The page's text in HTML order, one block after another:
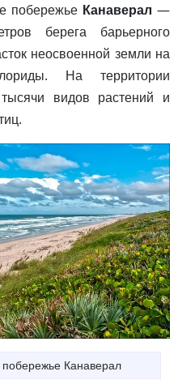
побережье Канаверал —
берега барьерного
неосвоенной земли на
На территории
видов растений и
Канаверал